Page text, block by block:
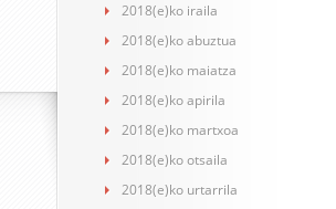
2018(e)ko iraila
2018(e)ko abuztua
2018(e)ko maiatza
2018(e)ko apirila
2018(e)ko martxoa
2018(e)ko otsaila
2018(e)ko urtarrila